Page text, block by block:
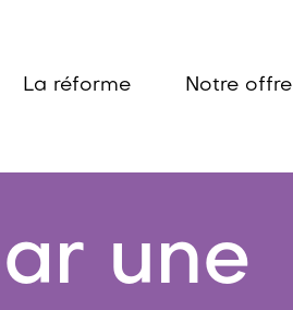
La réforme Notre offre
une